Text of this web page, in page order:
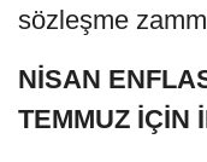
sözleşme
NİSAN
TEMMUZ İÇİN